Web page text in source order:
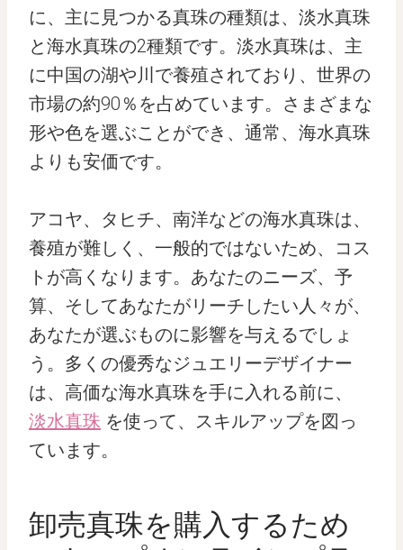
に、主に見つかる真珠の種類は、淡水真珠
と海水真珠の2種類です。淡水真珠は、主
に中国の湖や川で養殖されており、世界の
市場の約90％を占めています。さまざまな
形や色を選ぶことができ、通常、海水真珠
よりも安価です。
アコヤ、タヒチ、南洋などの海水真珠は、
養殖が難しく、一般的ではないため、コス
トが高くなります。あなたのニーズ、予
算、そしてあなたがリーチしたい人々が、
あなたが選ぶものに影響を与えるでしょ
う。多くの優秀なジュエリーデザイナー
は、高価な海水真珠を手に入れる前に、
淡水真珠 を使って、スキルアップを図っ
ています。
卸売真珠を購入するため